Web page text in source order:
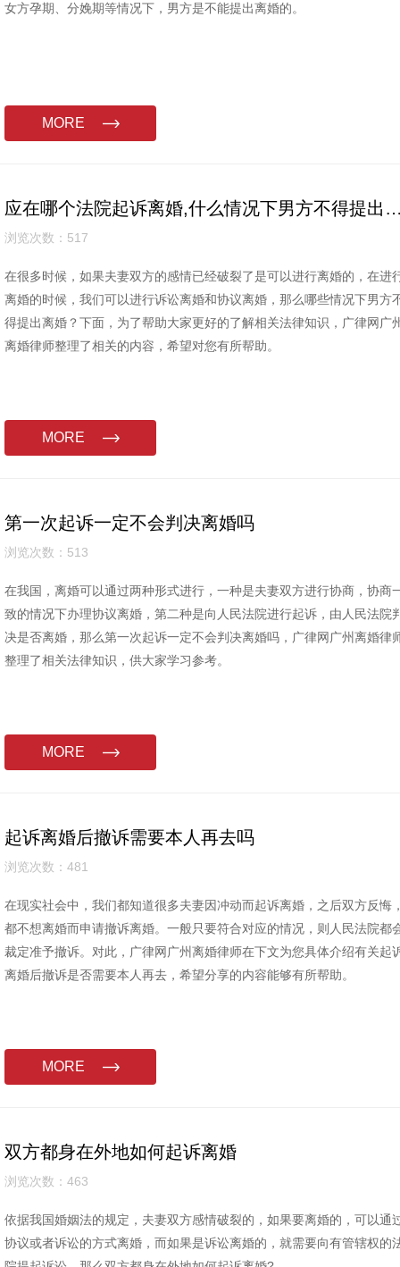
女方孕期、分娩期等情况下，男方是不能提出离婚的。
MORE
应在哪个法院起诉离婚,什么情况
浏览次数：517
在很多时候，如果夫妻双方的感情已经破裂了是可以进行离婚的，在进
离婚的时候，我们可以进行诉讼离婚和协议离婚，那么哪些情况下男方
得提出离婚？下面，为了帮助大家更好的了解相关法律知识，广律网广
离婚律师整理了相关的内容，希望对您有所帮助。
MORE
第一次起诉一定不会判决离婚吗
浏览次数：513
在我国，离婚可以通过两种形式进行，一种是夫妻双方进行协商，协商
致的情况下办理协议离婚，第二种是向人民法院进行起诉，由人民法院
决是否离婚，那么第一次起诉一定不会判决离婚吗，广律网广州离婚律
整理了相关法律知识，供大家学习参考。
MORE
起诉离婚后撤诉需要本人再去吗
浏览次数：481
在现实社会中，我们都知道很多夫妻因冲动而起诉离婚，之后双方反悔
都不想离婚而申请撤诉离婚。一般只要符合对应的情况，则人民法院都
裁定准予撤诉。对此，广律网广州离婚律师在下文为您具体介绍有关起
离婚后撤诉是否需要本人再去，希望分享的内容能够有所帮助。
MORE
双方都身在外地如何起诉离婚
浏览次数：463
依据我国婚姻法的规定，夫妻双方感情破裂的，如果要离婚的，可以通
协议或者诉讼的方式离婚，而如果是诉讼离婚的，就需要向有管辖权的